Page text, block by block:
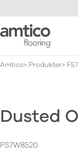
Amtico Flooring
Amtico Produkter
Dusted
FS7W8520